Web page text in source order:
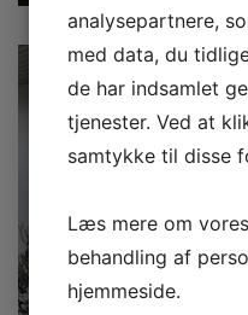
analysepartnere,
med data, du
de har indsamlet
tjenester. Ved at
samtykke til disse
Læs mere om
behandling af
hjemmeside.